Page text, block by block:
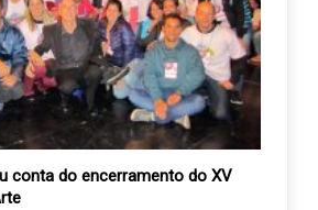
conta do encerramento do XV